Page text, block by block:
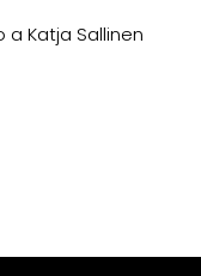
a Katja Sallinen